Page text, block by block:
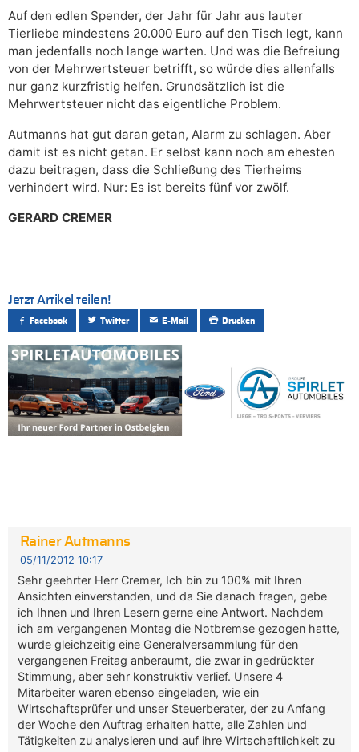
Auf den edlen Spender, der Jahr für Jahr aus lauter
Tierliebe mindestens 20.000 Euro auf den Tisch legt, kann
man jedenfalls noch lange warten. Und was die Befreiung
von der Mehrwertsteuer betrifft, so würde dies allenfalls
nur ganz kurzfristig helfen. Grundsätzlich ist die
Mehrwertsteuer nicht das eigentliche Problem.
Autmanns hat gut daran getan, Alarm zu schlagen. Aber
damit ist es nicht getan. Er selbst kann noch am ehesten
dazu beitragen, dass die Schließung des Tierheims
verhindert wird. Nur: Es ist bereits fünf vor zwölf.
GERARD CREMER
Jetzt Artikel teilen!
Facebook Twitter E-Mail Drucken
Rainer Autmanns
05/11/2012 10:17
Sehr geehrter Herr Cremer, Ich bin zu 100% mit Ihren
Ansichten einverstanden, und da Sie danach fragen, gebe
ich Ihnen und Ihren Lesern gerne eine Antwort. Nachdem
ich am vergangenen Montag die Notbremse gezogen hatte,
wurde gleichzeitig eine Generalversammlung für den
vergangenen Freitag anberaumt, die zwar in gedrückter
Stimmung, aber sehr konstruktiv verlief. Unsere 4
Mitarbeiter waren ebenso eingeladen, wie ein
Wirtschaftsprüfer und unser Steuerberater, der zu Anfang
der Woche den Auftrag erhalten hatte, alle Zahlen und
Tätigkeiten zu analysieren und auf ihre Wirtschaftlichkeit zu